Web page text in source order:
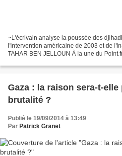
~L'écrivain analyse la poussée des
l'intervention américaine de 2003 et de
TAHAR BEN JELLOUN À la une du
Gaza : la raison sera-t-
brutalité ?
Publié le 19/09/2014 à 13:49
Par Patrick Granet